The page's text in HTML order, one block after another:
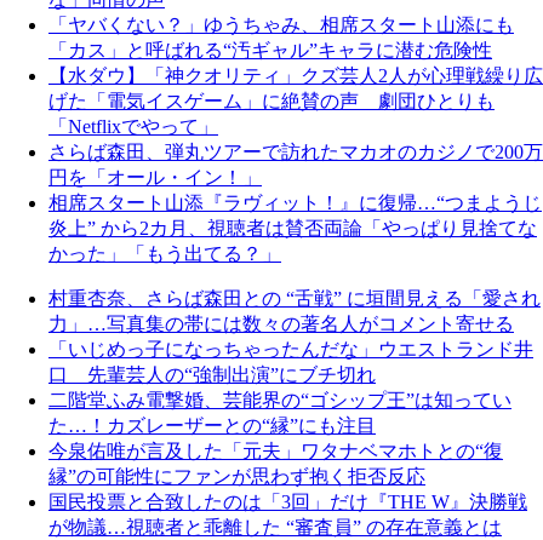
「ヤバくない？」ゆうちゃみ、相席スタート山添にも
「カス」と呼ばれる“汚ギャル”キャラに潜む危険性
【水ダウ】「神クオリティ」クズ芸人2人が心理戦繰り広
げた「電気イスゲーム」に絶賛の声 劇団ひとりも
「Netflixでやって」
さらば森田、弾丸ツアーで訪れたマカオのカジノで200万
円を「オール・イン！」
相席スタート山添『ラヴィット！』に復帰…“つまようじ
炎上” から2カ月、視聴者は賛否両論「やっぱり見捨てな
かった」「もう出てる？」
村重杏奈、さらば森田との “舌戦” に垣間見える「愛され
力」…写真集の帯には数々の著名人がコメント寄せる
「いじめっ子になっちゃったんだな」ウエストランド井
口 先輩芸人の“強制出演”にブチ切れ
二階堂ふみ電撃婚、芸能界の“ゴシップ王”は知ってい
た…！カズレーザーとの“縁”にも注目
今泉佑唯が言及した「元夫」ワタナベマホトとの“復
縁”の可能性にファンが思わず抱く拒否反応
国民投票と合致したのは「3回」だけ『THE W』決勝戦
が物議…視聴者と乖離した “審査員” の存在意義とは